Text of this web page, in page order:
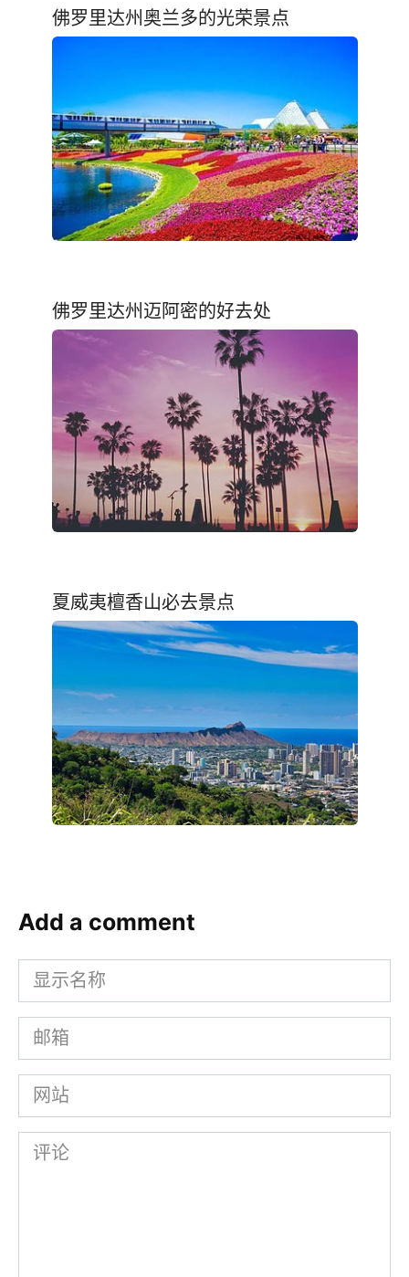
佛罗里达州奥兰多的光荣景点
佛罗里达州迈阿密的好去处
夏威夷檀香山必去景点
Add a comment
示
名
称
邮
箱
网
站
评